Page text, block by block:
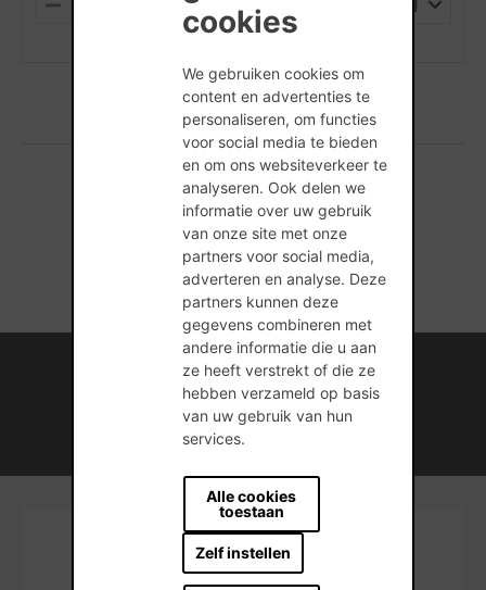
cookies
We gebruiken cookies om
content en advertenties te
personaliseren, om functies
voor social media te bieden
en om ons websiteverkeer te
analyseren. Ook delen we
informatie over uw gebruik
van onze site met onze
partners voor social media,
adverteren en analyse. Deze
partners kunnen deze
gegevens combineren met
andere informatie die u aan
ze heeft verstrekt of die ze
hebben verzameld op basis
van uw gebruik van hun
services.
Alle cookies
toestaan
Zelf instellen
M
P
L
(min. hoeveelheid is 1 Stuks)
1 producten gevonden
Internationale kennis en ervaring
Professionele naverkoopservice
Duurzame bouwmateriaaloplossingen